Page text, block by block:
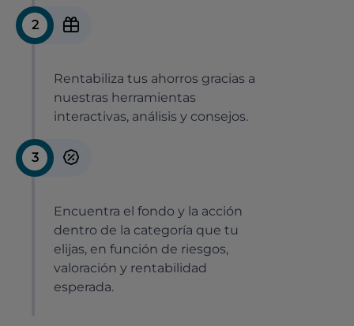
2
Rentabiliza tus ahorros gracias a
nuestras herramientas
interactivas, análisis y consejos.
3
Encuentra el fondo y la acción
dentro de la categoría que tu
elijas, en función de riesgos,
valoración y rentabilidad
esperada.